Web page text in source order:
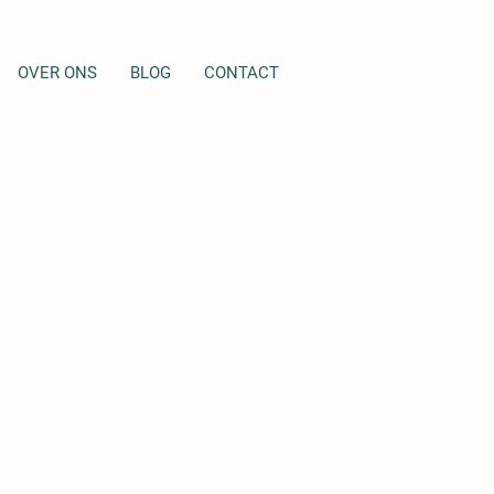
OVER ONS BLOG CONTACT